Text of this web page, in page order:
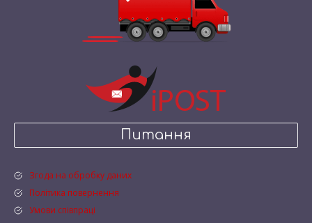
Питання
Згода на обробку даних
Політика повернення
Умови співпраці